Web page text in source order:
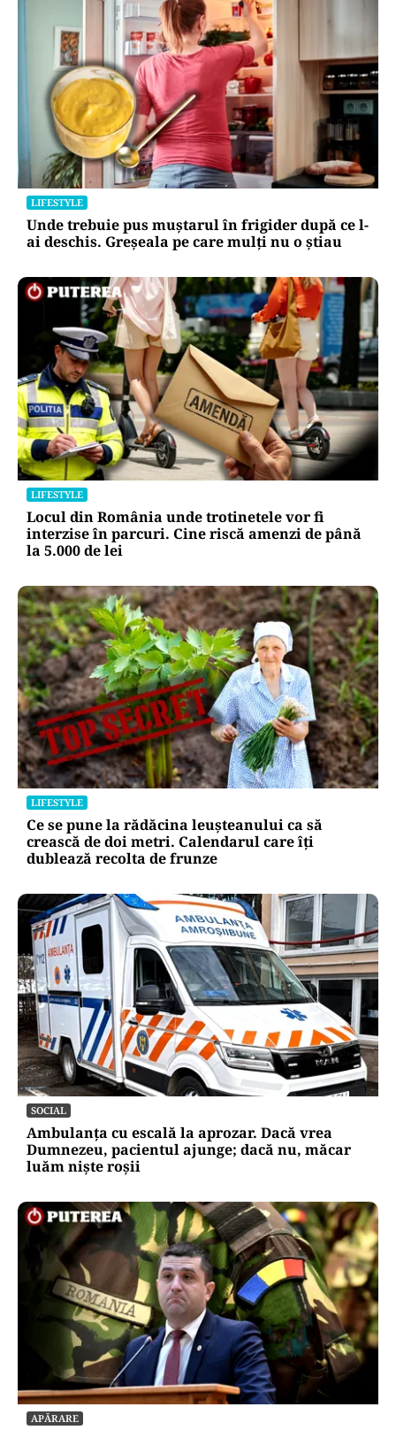
LIFESTYLE
Unde trebuie pus muștarul în frigider după ce l-
ai deschis. Greșeala pe care mulți nu o știau
LIFESTYLE
Locul din România unde trotinetele vor fi
interzise în parcuri. Cine riscă amenzi de până
la 5.000 de lei
LIFESTYLE
Ce se pune la rădăcina leușteanului ca să
crească de doi metri. Calendarul care îți
dublează recolta de frunze
SOCIAL
Ambulanța cu escală la aprozar. Dacă vrea
Dumnezeu, pacientul ajunge; dacă nu, măcar
luăm niște roșii
APĂRARE